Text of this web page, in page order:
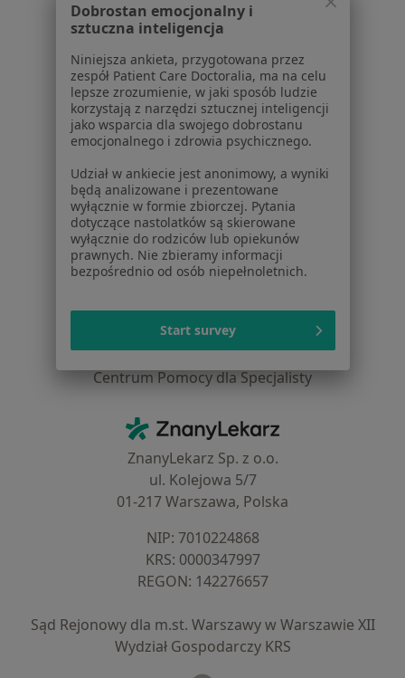
Dla pacjentów
Placówki medyczne
Pytania i odpowiedzi
Usługi i zabiegi
Choroby
Aplikacje mobilne
Blog dla pacjentów
Dla profesjonalistów
Cennik
Dla placówek medycznych
Noa Notes nowość
Baza wiedzy
Centrum Pomocy dla Specjalisty
ZnanyLekarz - Strona główna
ZnanyLekarz Sp. z o.o.
ul. Kolejowa 5/7
01-217 Warszawa, Polska
NIP: ⁠7010224868
KRS: ⁠0000347997
REGON: ⁠142276657
Sąd Rejonowy dla m.st. Warszawy w Warszawie XII
Wydział Gospodarczy KRS
Dobrostan emocjonalny i
sztuczna inteligencja
Niniejsza ankieta, przygotowana przez
zespół Patient Care Doctoralia, ma na celu
lepsze zrozumienie, w jaki sposób ludzie
korzystają z narzędzi sztucznej inteligencji
jako wsparcia dla swojego dobrostanu
emocjonalnego i zdrowia psychicznego.
Udział w ankiecie jest anonimowy, a wyniki
będą analizowane i prezentowane
wyłącznie w formie zbiorczej. Pytania
dotyczące nastolatków są skierowane
wyłącznie do rodziców lub opiekunów
prawnych. Nie zbieramy informacji
bezpośrednio od osób niepełnoletnich.
Start survey